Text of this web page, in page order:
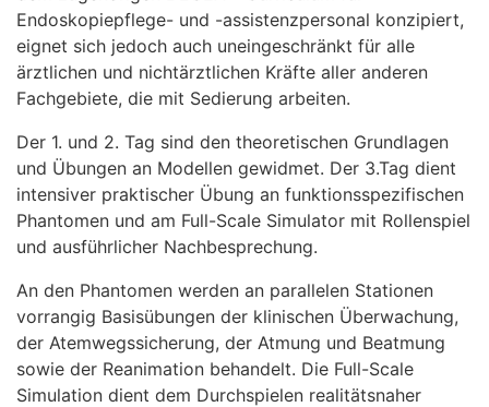
Endoskopiepflege- und -assistenzpersonal konzipiert,
eignet sich jedoch auch uneingeschränkt für alle
ärztlichen und nichtärztlichen Kräfte aller anderen
Fachgebiete, die mit Sedierung arbeiten.
Der 1. und 2. Tag sind den theoretischen Grundlagen
und Übungen an Modellen gewidmet. Der 3.Tag dient
intensiver praktischer Übung an funktionsspezifischen
Phantomen und am Full-Scale Simulator mit Rollenspiel
und ausführlicher Nachbesprechung.
An den Phantomen werden an parallelen Stationen
vorrangig Basisübungen der klinischen Überwachung,
der Atemwegssicherung, der Atmung und Beatmung
sowie der Reanimation behandelt. Die Full-Scale
Simulation dient dem Durchspielen realitätsnaher